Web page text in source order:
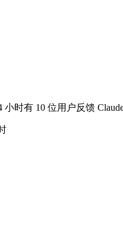
小时有 10 位用户反馈